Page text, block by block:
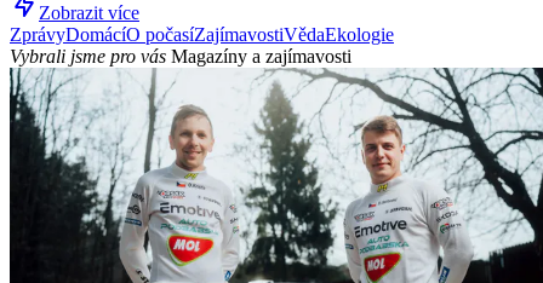
Zobrazit více
ZprávyDomácíO počasíZajímavostiVědaEkologie
Vybrali jsme pro vás Magazíny a zajímavosti